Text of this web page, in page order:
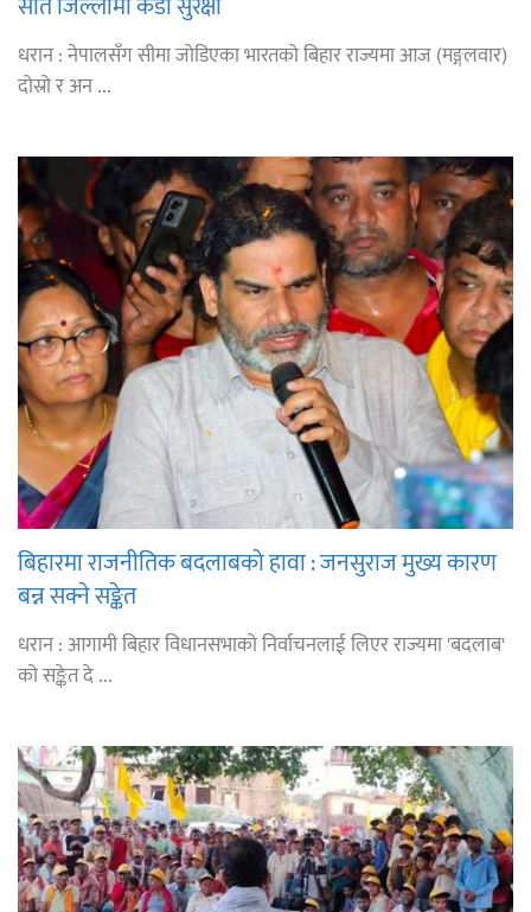
धरान : नेपालसँग सीमा जोडिएका भारतको बिहार राज्यमा आज (मङ्गलवार)
दोस्रो र अन ...
बिहारमा राजनीतिक बदलाबको हावा : जनसुराज मुख्य कारण
बन्न सक्ने सङ्केत
धरान : आगामी बिहार विधानसभाको निर्वाचनलाई लिएर राज्यमा 'बदलाब'
को सङ्केत दे ...